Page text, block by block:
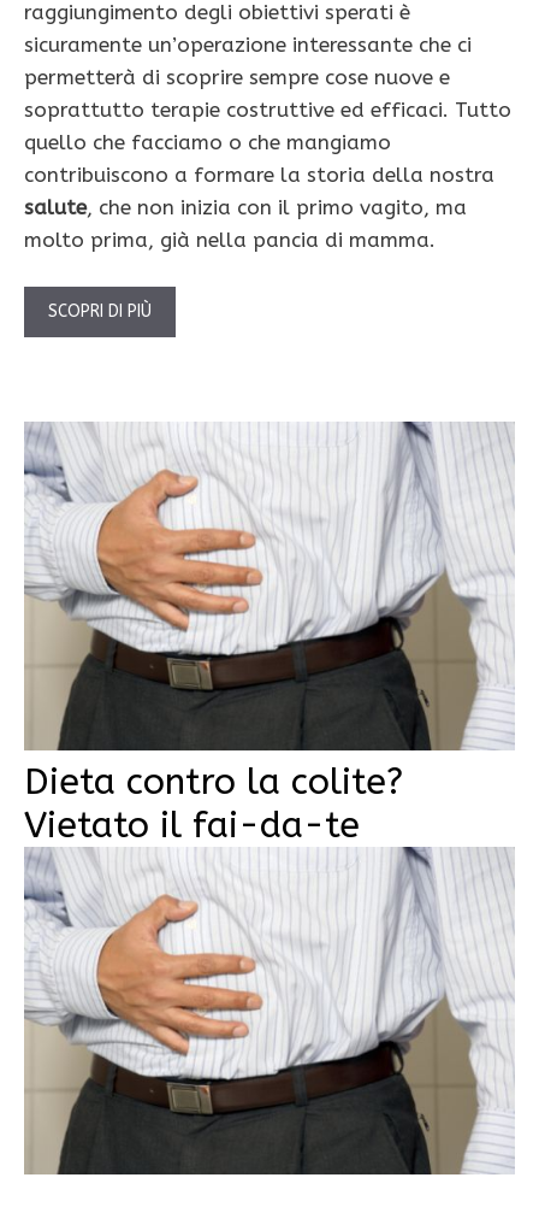
raggiungimento degli obiettivi sperati è
sicuramente un’operazione interessante che ci
permetterà di scoprire sempre cose nuove e
soprattutto terapie costruttive ed efficaci. Tutto
quello che facciamo o che mangiamo
contribuiscono a formare la storia della nostra
salute, che non inizia con il primo vagito, ma
molto prima, già nella pancia di mamma.
SCOPRI DI PIÙ
Dieta contro la colite?
Vietato il fai-da-te